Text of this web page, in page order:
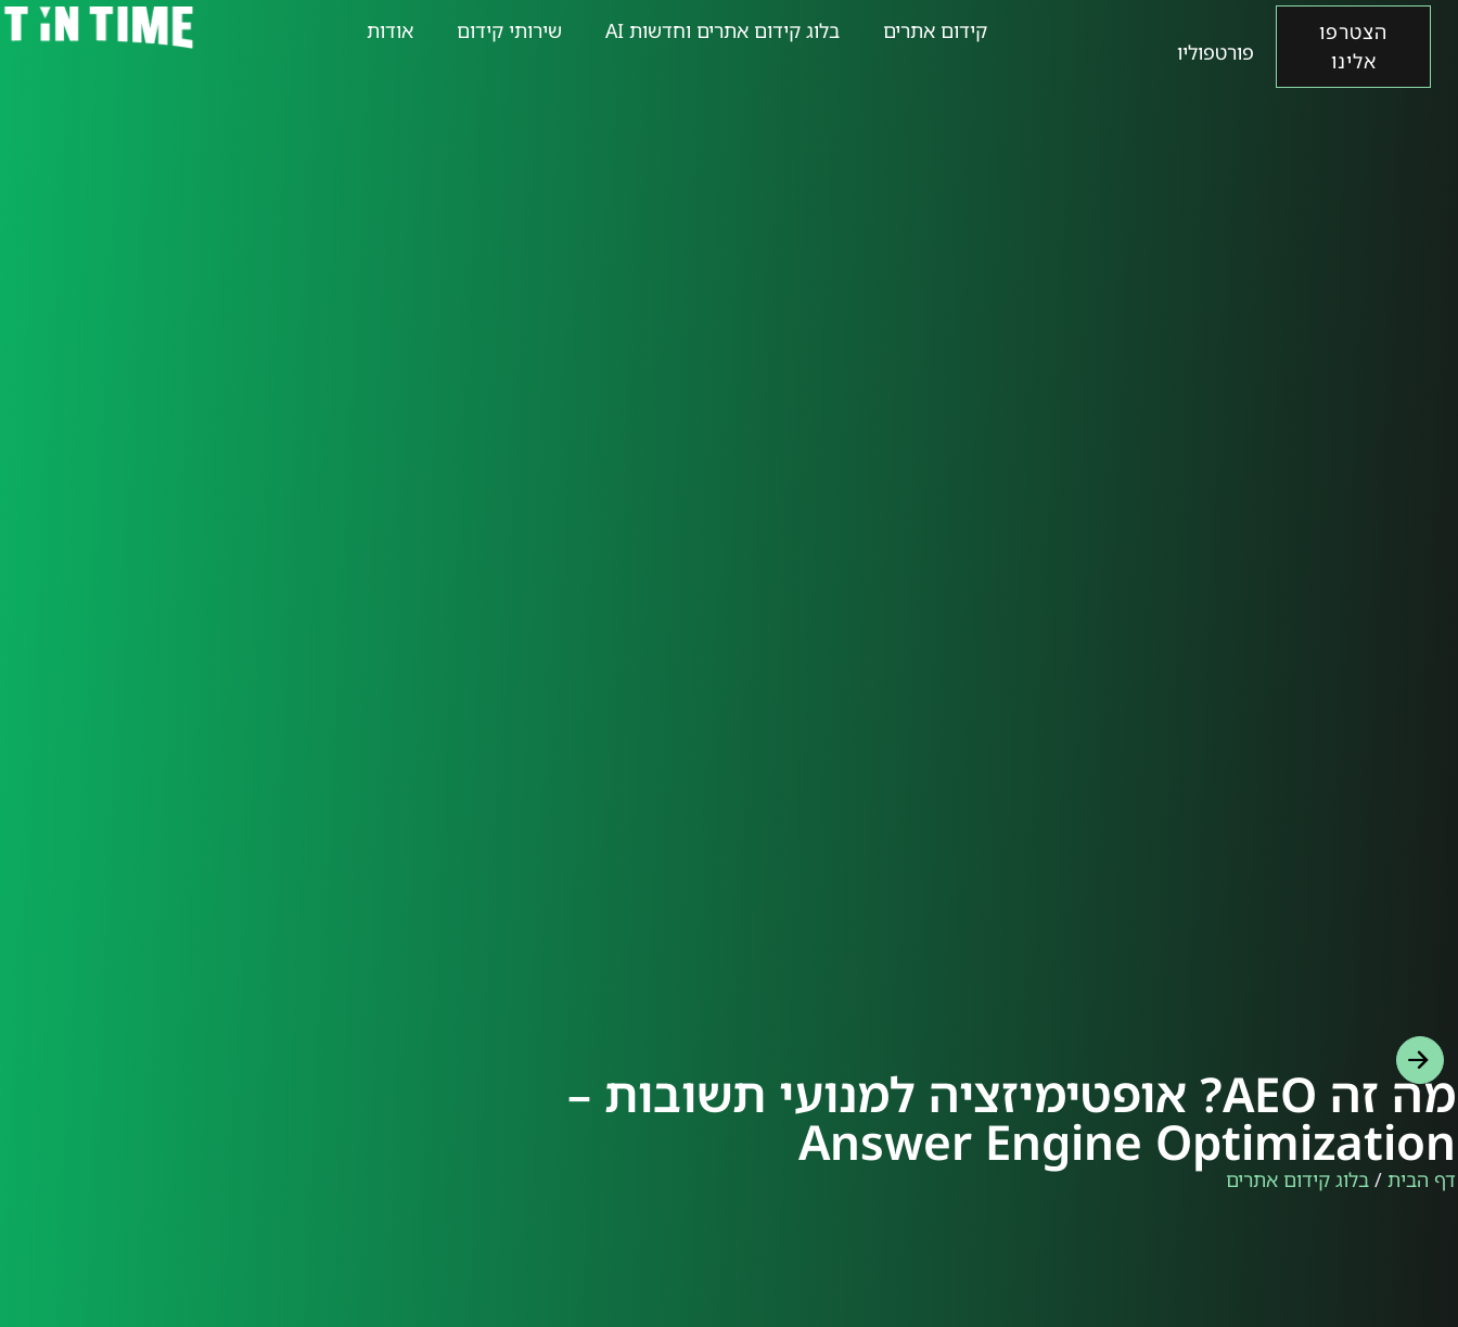
קידום אתרים בלוג קידום אתרים וחדשות AI שירותי קידום אודות
הצטרפו
אלינו
פורטפוליו
מה זה AEO? אופטימיזציה למנועי תשובות –
Answer Engine Optimization
דף הבית / בלוג קידום אתרים